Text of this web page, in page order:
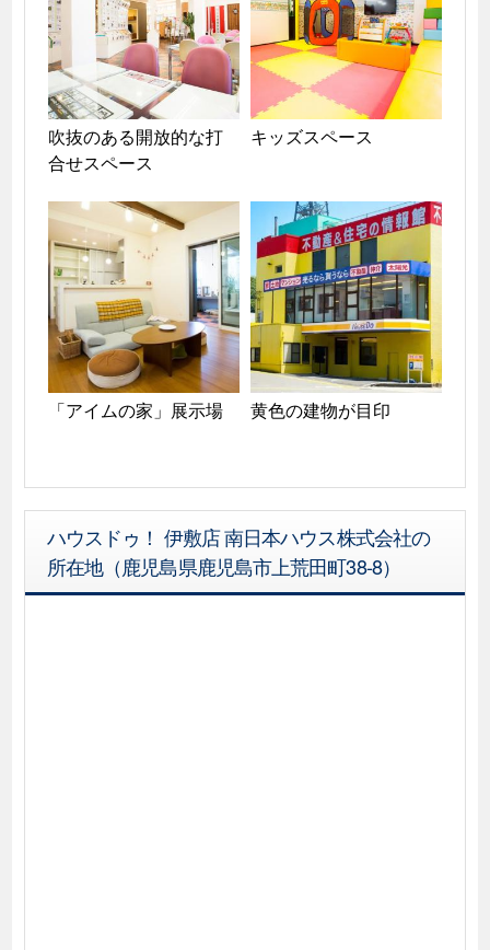
吹抜のある開放的な打
合せスペース
キッズスペース
「アイムの家」展示場 黄色の建物が目印
ハウスドゥ！ 伊敷店 南日本ハウス株式会社の
所在地（鹿児島県鹿児島市上荒田町38-8）